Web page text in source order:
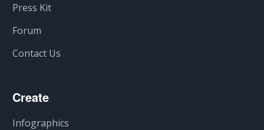
Press Kit
Forum
Contact Us
Create
Infographics